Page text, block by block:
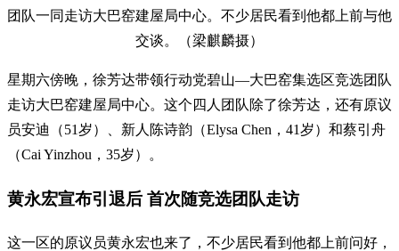
团队一同走访大巴窑建屋局中心。不少居民看到他都上前与他
交谈。（梁麒麟摄）
星期六傍晚，徐芳达带领行动党碧山—大巴窑集选区竞选团队
走访大巴窑建屋局中心。这个四人团队除了徐芳达，还有原议
员安迪（51岁）、新人陈诗韵（Elysa Chen，41岁）和蔡引舟
（Cai Yinzhou，35岁）。
黄永宏宣布引退后 首次随竞选团队走访
这一区的原议员黄永宏也来了，不少居民看到他都上前问好，